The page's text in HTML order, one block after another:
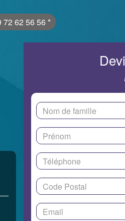
72 62 56 56 *